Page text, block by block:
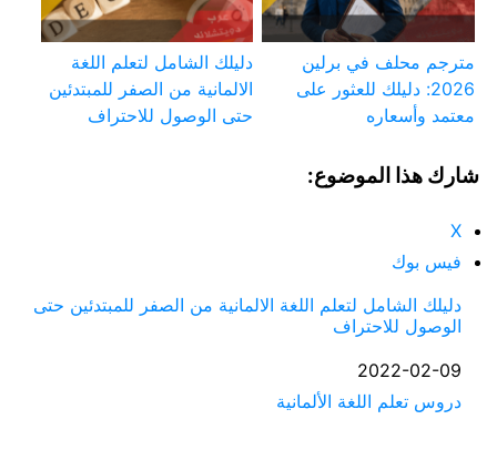
مترجم محلف في برلين
2026: دليلك للعثور على
معتمد وأسعاره
دليلك الشامل لتعلم اللغة
الالمانية من الصفر للمبتدئين
حتى الوصول للاحتراف
شارك هذا الموضوع:
X
فيس بوك
دليلك الشامل لتعلم اللغة الالمانية من الصفر للمبتدئين حتى
الوصول للاحتراف
التاريخ
2022-02-09
في ما يتعلق بما يأتي
دروس تعلم اللغة الألمانية